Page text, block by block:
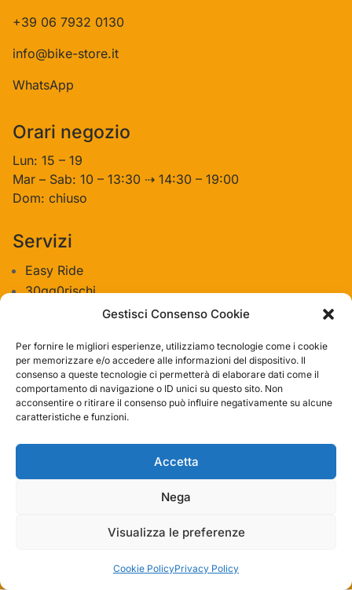
Gestisci Consenso Cookie
Per fornire le migliori esperienze, utilizziamo tecnologie come i cookie
per memorizzare e/o accedere alle informazioni del dispositivo. Il
consenso a queste tecnologie ci permetterà di elaborare dati come il
comportamento di navigazione o ID unici su questo sito. Non
acconsentire o ritirare il consenso può influire negativamente su alcune
caratteristiche e funzioni.
Accetta
Nega
Visualizza le preferenze
Cookie PolicyPrivacy Policy
+39 06 7932 0130
info@bike-store.it
WhatsApp
Orari negozio
Lun: 15 – 19
Mar – Sab: 10 – 13:30 ⇢ 14:30 – 19:00
Dom: chiuso
Servizi
Easy Ride
30gg0rischi
Servizi Officina
Azienda
Contatti
© 2019 – 2023 Bike-Store Srl | P. IVA IT11932211003